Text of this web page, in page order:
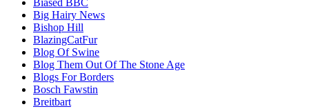
Big Hairy News
Bishop Hill
BlazingCatFur
Blog Of Swine
Blog Them Out Of The Stone Age
Blogs For Borders
Bosch Fawstin
Breitbart